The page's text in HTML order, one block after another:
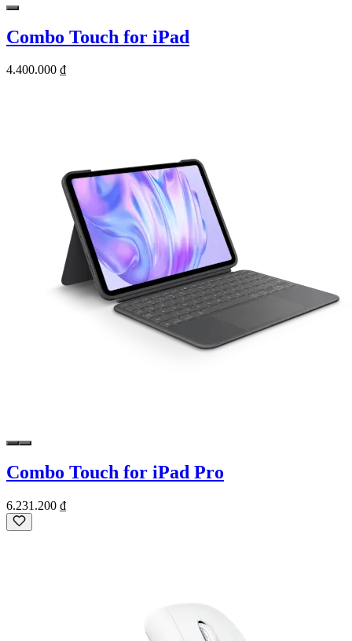
Combo Touch for iPad
4.400.000 ₫
Combo Touch for iPad Pro
6.231.200 ₫